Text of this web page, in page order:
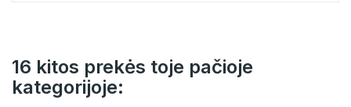
16 kitos prekės toje pačioje
kategorijoje: